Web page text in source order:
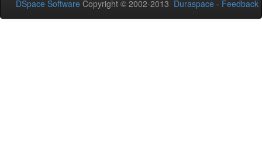
DSpace Software Copyright © 2002-2013 Duraspace - Feedback